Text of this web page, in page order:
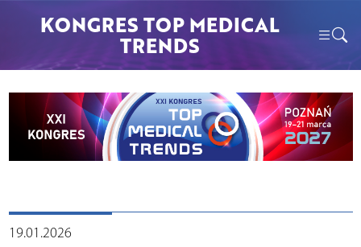
KONGRES TOP MEDICAL
TRENDS
19.01.2026